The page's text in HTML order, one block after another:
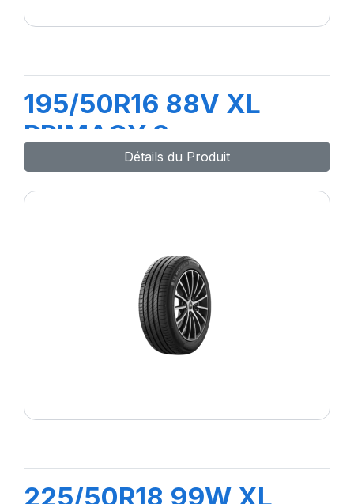
195/50R16 88V XL
PRIMACY 3
Détails du Produit
225/50R18 99W XL